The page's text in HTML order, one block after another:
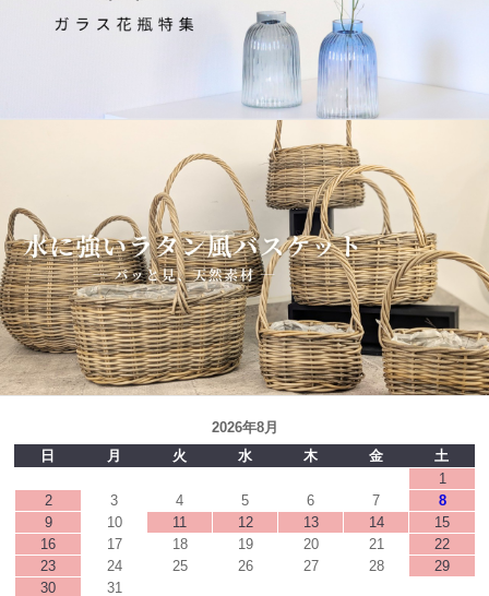
2026年8月
日
月 火 水 木 金
土
1
2
3 4 5 6 7
8
9
10 11 12 13 14
15
16
17 18 19 20 21
22
23
24 25 26 27 28
29
30
31